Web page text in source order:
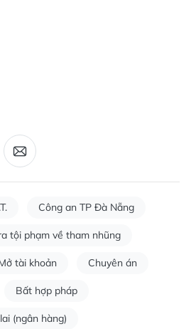
Công an TP Đà Nẵng
tội phạm về tham nhũng
tài khoản Chuyên án
Bất hợp pháp
(ngân hàng)